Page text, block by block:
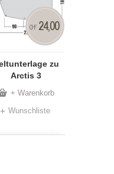
zu
Arctis 3
CHF 24,00
+ Warenkorb
Wunschliste